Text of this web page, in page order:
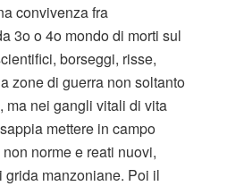
convivenza fra
3o o 4o mondo di morti sul
borseggi, risse,
zone di guerra non soltanto
ma nei gangli vitali di vita
mettere in campo
norme e reati nuovi,
grida manzoniane. Poi il